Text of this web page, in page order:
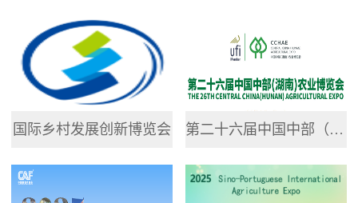
专业网站，提供了...
国际乡村发展创新博览会 第二十六届中国中部（湖南）农业博览会